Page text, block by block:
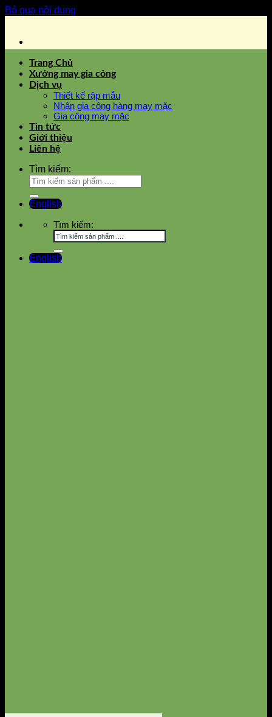
Bỏ qua nội dung
Trang Chủ
Xưởng may gia công
Dịch vụ
Thiết kế rập mẫu
Nhận gia công hàng may mặc
Gia công may mặc
Tin tức
Giới thiệu
Liên hệ
Tìm kiếm:
English
Tìm kiếm:
English